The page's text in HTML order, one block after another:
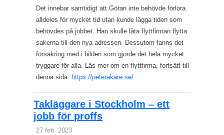
Det innebar samtidigt att Göran inte behövde förlora
alldeles för mycket tid utan kunde lägga tiden som
behövdes på jobbet. Han skulle låta flyttfirman flytta
sakerna till den nya adressen. Dessutom fanns det
försäkring med i bilden som gjorde det hela mycket
tryggare för alla. Läs mer om en flyttfirma, fortsätt till
denna sida: https://peterakare.se/
Takläggare i Stockholm – ett
jobb för proffs
27 feb. 2023